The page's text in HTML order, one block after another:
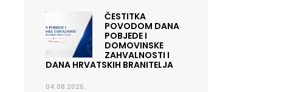
ČESTITKA
POVODOM DANA
POBJEDE I
DOMOVINSKE
ZAHVALNOSTI I
DANA HRVATSKIH BRANITELJA
04.08.2026.